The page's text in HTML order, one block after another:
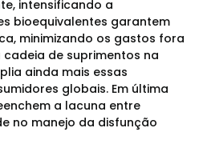
intensificando a
bioequivalentes garantem
minimizando os gastos fora
de suprimentos na
ainda mais essas
globais. Em última
a lacuna entre
no manejo da disfunção